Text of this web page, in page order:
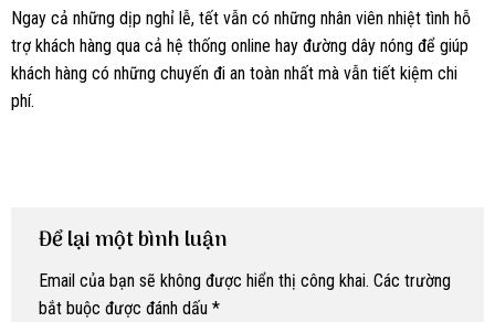
Ngay cả những dịp nghỉ lễ, tết vẫn có những nhân viên nhiệt tình hỗ
trợ khách hàng qua cả hệ thống online hay đường dây nóng để giúp
khách hàng có những chuyến đi an toàn nhất mà vẫn tiết kiệm chi
phí.
Để lại một bình luận
Email của bạn sẽ không được hiển thị công khai. Các trường
bắt buộc được đánh dấu *